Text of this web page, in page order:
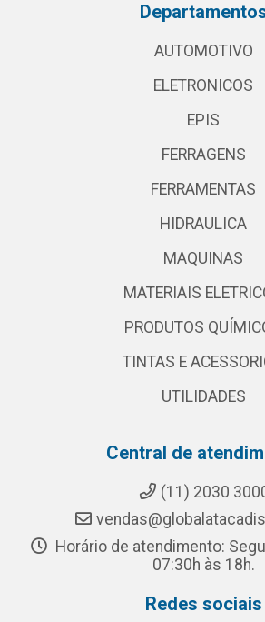
AUTOMOTIVO
ELETRONICOS
EPIS
FERRAGENS
FERRAMENTAS
HIDRAULICA
MAQUINAS
MATERIAIS
PRODUTOS
TINTAS E
UTILIDADES
Central de
(11) 2030
Horário de atendimento:
07:30h às 18h.
Redes sociais